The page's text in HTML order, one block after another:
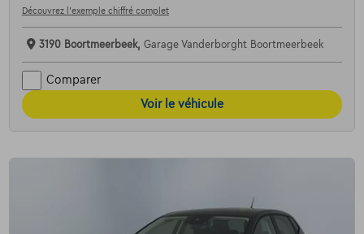
Découvrez l’exemple chiffré complet
3190 Boortmeerbeek, Garage Vanderborght Boortmeerbeek
Comparer
Voir le véhicule